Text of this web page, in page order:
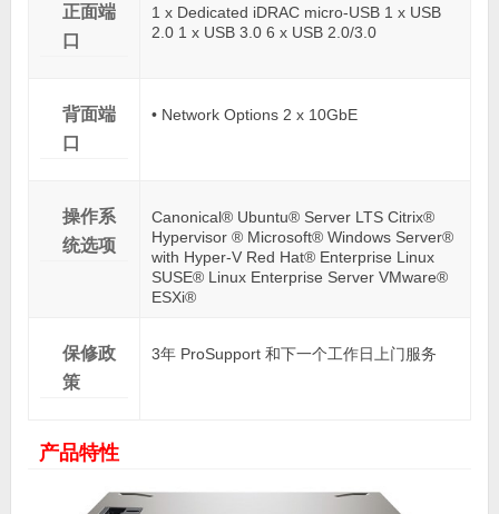
正面端
口
1 x Dedicated iDRAC micro-USB 1 x USB
2.0 1 x USB 3.0 6 x USB 2.0/3.0
背面端
口
• Network Options 2 x 10GbE
操作系
统选项
Canonical® Ubuntu® Server LTS Citrix®
Hypervisor ® Microsoft® Windows Server®
with Hyper-V Red Hat® Enterprise Linux
SUSE® Linux Enterprise Server VMware®
ESXi®
保修政
策
3年 ProSupport 和下一个工作日上门服务
产品特性